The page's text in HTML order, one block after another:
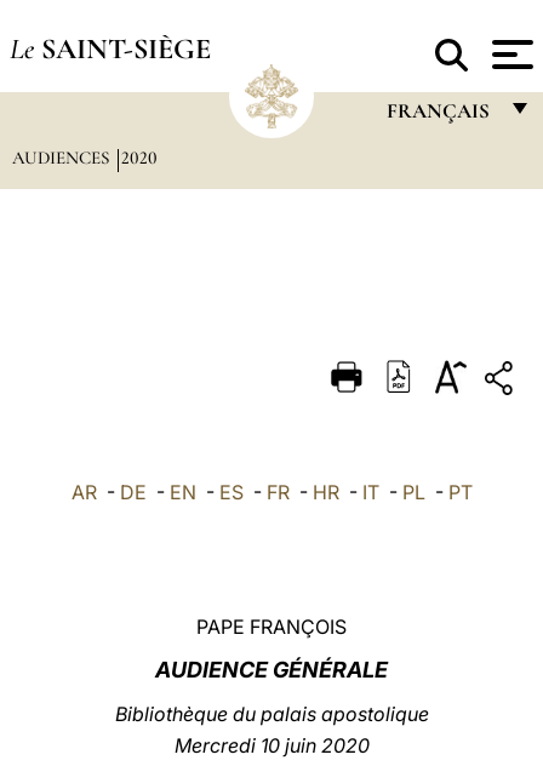
Le SAINT-SIÈGE
FRANÇAIS
DEUTSCH
العربيّة
AUDIENCES 2020
AR- DE - EN - ES- FR- HR- IT- PL- PT
PAPE FRANÇOIS
AUDIENCE GÉNÉRALE
Bibliothèque du palais apostolique
Mercredi 10 juin 2020